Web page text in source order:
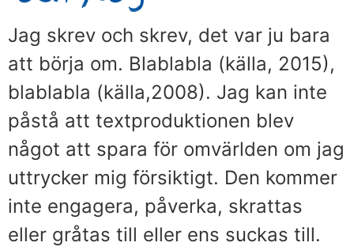
Jag skrev och skrev, det var ju bara
att börja om. Blablabla (källa, 2015),
blablabla (källa,2008). Jag kan inte
påstå att textproduktionen blev
något att spara för omvärlden om jag
uttrycker mig försiktigt. Den kommer
inte engagera, påverka, skrattas
eller gråtas till eller ens suckas till.